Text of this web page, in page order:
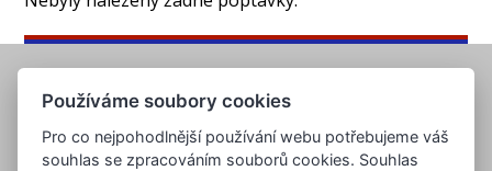
Používáme soubory cookies
Pro co nejpohodlnější používání webu potřebujeme váš
souhlas se zpracováním souborů cookies. Souhlas